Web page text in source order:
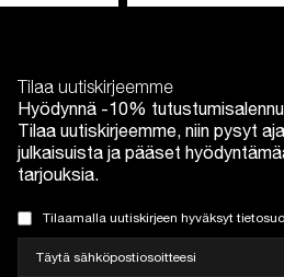
Tilaa uutiskirjeemme
Hyödynnä -10%
Tilaa uutiskirjeemme, niin pysyt
julkaisuista ja pääset
tarjouksia.
Tilaamalla uutiskirjeen hyväksyt